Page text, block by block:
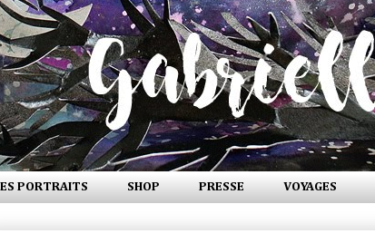
PORTRAITS SHOP PRESSE VOYAGES